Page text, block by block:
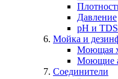
Давление
pH и TDS
Мойка и
Моющая
Моющие
Соединители